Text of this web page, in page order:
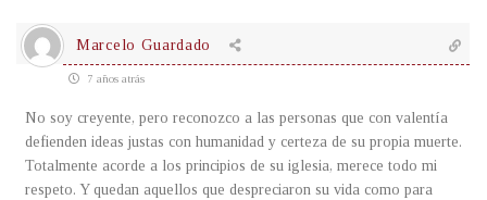
Marcelo Guardado
7 años atrás
No soy creyente, pero reconozco a las personas que con valentía
defienden ideas justas con humanidad y certeza de su propia muerte.
Totalmente acorde a los principios de su iglesia, merece todo mi
respeto. Y quedan aquellos que despreciaron su vida como para